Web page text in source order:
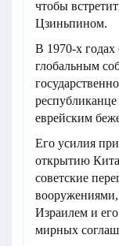
чтобы
Цзиньпином.
В 1970-х
глобальным
еврейским
Его усилия
открытию
советские
Израилем и
мирных